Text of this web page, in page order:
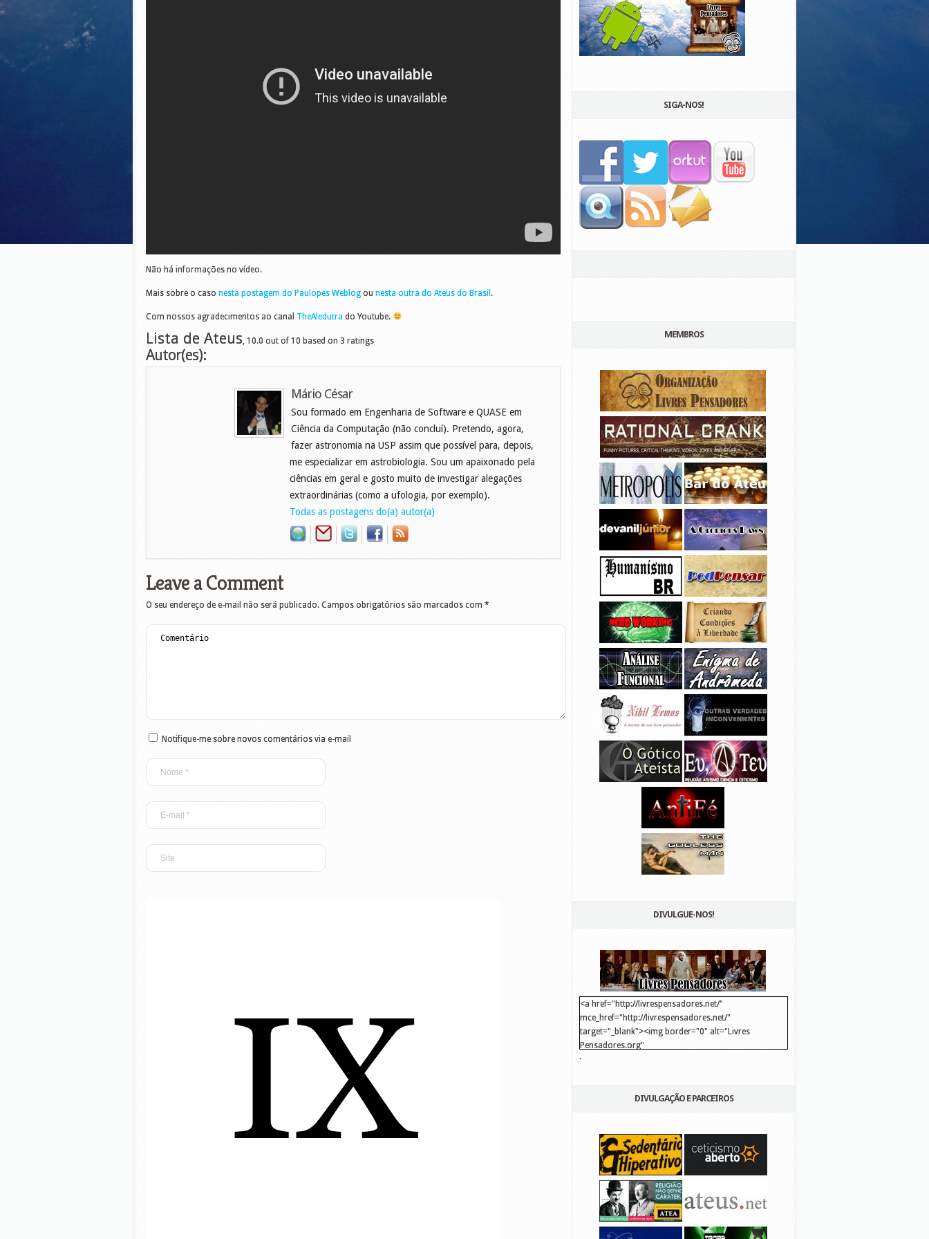
Não há informações no vídeo.
Mais sobre o caso nesta postagem do Paulopes Weblog ou nesta outra do Ateus do Brasil .
Com nossos agradecimentos ao canal TheAledutra do Youtube.
Lista de Ateus, 10.0 out of 10 based on 3 ratings
Autor(es):
Mário César
Sou formado em Engenharia de Software e QUASE em
Ciência da Computação (não concluí). Pretendo, agora,
fazer astronomia na USP assim que possível para, depois,
me especializar em astrobiologia. Sou um apaixonado pela
ciências em geral e gosto muito de investigar alegações
extraordinárias (como a ufologia, por exemplo).
Todas as postagens do(a) autor(a)
Leave a Comment
O seu endereço de e-mail não será publicado. Campos obrigatórios são marcados com *
Notifique-me sobre novos comentários via e-mail
SIGA-NOS!
MEMBROS
DIVULGUE-NOS!
<a href="http://livrespensadores.net/"
mce_href="http://livrespensadores.net/"
target="_blank"><img border="0" alt="Livres
Pensadores.org"
src="http://lh6.ggpht.com/_25pDjsdjolQ/TNSgK1CylTI/AAAAAAAAAFk/u8d6kvYMhVc/
.
DIVULGAÇÃO E PARCEIROS